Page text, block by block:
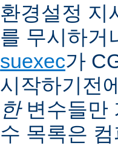
환경설정 지
를 무시하거
suexec가
시작하기전
한변수들만
수 목록은 컴